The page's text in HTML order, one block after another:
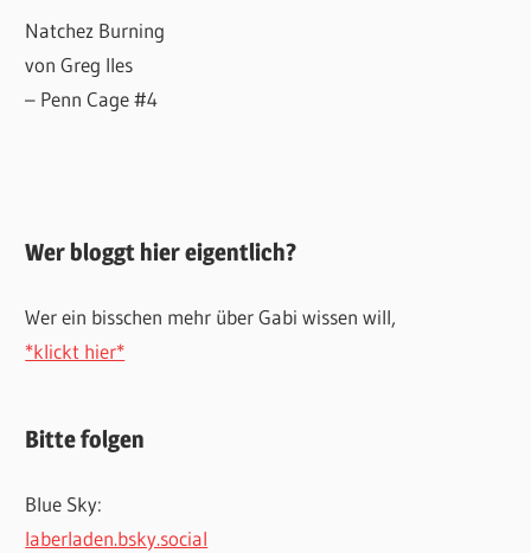
Natchez Burning
von Greg Iles
– Penn Cage #4
Wer bloggt hier eigentlich?
Wer ein bisschen mehr über Gabi wissen will,
*klickt hier*
Bitte folgen
Blue Sky:
laberladen.bsky.social